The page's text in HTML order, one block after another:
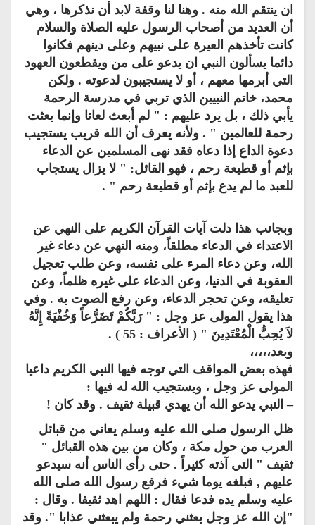
ان ينتقم الله منه . وهنا لنا وقفة لابد أن نذكرها ، وهي
أن العديد من أصحاب الرسول عليه الصلاة والسلام
كانت تأخذهم العيرة على نبيهم وعلى دينهم فكانوا
دائما يسألون النبي ان يدعو على من ويقطعون العهود
التي أبرمها معهم ، أو لا يستجيبون لدعوته . ولكن
محمد، خاتم النبيين الذي تربي في مدرسة الرحمة
يأبي ذلك ، بل يرد عليهم : " لم أبعث لعانا وإنما بعثت
رحمة للعالمين " . ولأنه يعرف أن الله قريب يستجيب
دعوة الداع إذا دعاه فقد نهى المسلمين عن الدعاء
بإثم أو قطيعة رحم ، فهو القائل: " لا يزال يستجاب
للعبد ما لم يدع بإثم أو قطيعة رحم " .
وبجانب هذا دلت آيات القرآن الكريم على النهي عن
الاعتداء في الدعاء مطلقاً، ومنه النهي عن دعاء غير
الله، وعن دعاء المرء على نفسه، وعن طلب تعجيل
العقوبة في الدنيا، وعن الدعاء على غيره ظلماً، وعن
تعليقه، وعن تحجر الدعاء، وعن رفع الصوت به . وفي
هذا يقول المولى عز وجل : " رَبَّكُمْ تَضَرُّعاً وَخُفْيَةً إِنَّهُ
لاَ يُحِبُّ الْمُعْتَدِينَ " ( الأعراف : 55 ) .
وبعد،،،،،
فهذه بعض المواقف التي توجه فيها النبي الكريم داعيا
المولى عز وجل ، ويستجيب الله له فيها :
– النبي يدعو الله أن يهدي قبيلة ثقيف . وقد كان !
ظل الرسول صلى الله عليه وسلم يعاني من قبائل
العرب من حول مكة ، وكان من بين هذه القبائل "
ثقيف " التي آذته كثيراً . حتى رأى الناس أنه سيدعو
عليهم , فبلغه يوما شيء فرفع رسول الله صلى الله
عليه وسلم يده فدعا فقال : اللهم اهد ثقيفا . وقال :
"إن الله عز وجل بعثني رحمة ولم يبعثني عذابا ". وقد